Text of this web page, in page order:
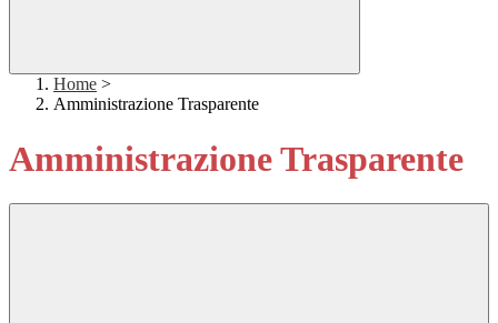
Home >
Amministrazione Trasparente
Amministrazione Trasparente